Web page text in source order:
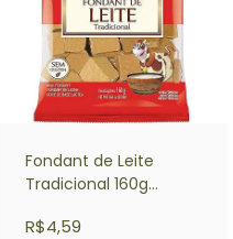
Fondant de Leite
Tradicional 160g
R$4,59